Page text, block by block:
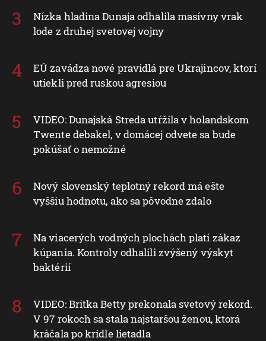
Nízka hladina Dunaja odhalila masívny vrak
lode z druhej svetovej vojny
EÚ zavádza nové pravidlá pre Ukrajincov, ktorí
utiekli pred ruskou agresiou
VIDEO: Dunajská Streda utŕžila v holandskom
Twente debakel, v domácej odvete sa bude
pokúšať o nemožné
Nový slovenský teplotný rekord má ešte
vyššiu hodnotu, ako sa pôvodne zdalo
Na viacerých vodných plochách platí zákaz
kúpania. Kontroly odhalili zvýšený výskyt
baktérií
VIDEO: Britka Betty prekonala svetový rekord.
V 97 rokoch sa stala najstaršou ženou, ktorá
kráčala po krídle lietadla